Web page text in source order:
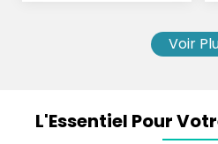
Voir
L'Essentiel Pour